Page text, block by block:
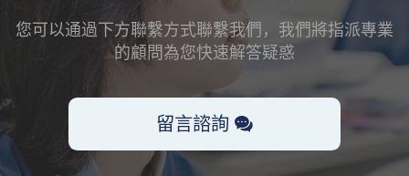
您可以通過下方聯繫方式聯繫我們，我們將指派專業
的顧問為您快速解答疑惑
留言諮詢